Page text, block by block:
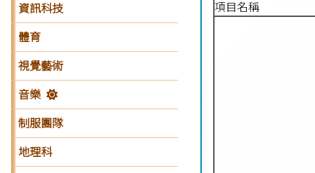
資訊科技
體育
視覺藝術
音樂
制服團隊
地理科
項目名稱